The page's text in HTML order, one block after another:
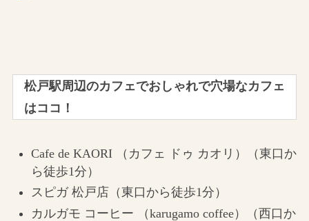
松戸駅周辺のカフェでおしゃれで穴場なカフェ
はココ！
Cafe de KAORI （カフェ ドゥ カオリ）（東口か
ら徒歩1分）
スピガ 松戸店（東口から徒歩1分）
カルガモ コーヒー （karugamo coffee）（西口か